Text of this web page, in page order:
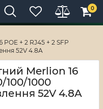
RV-ZAFT
0
POE + 2 RJ45 + 2 SFP
52V 4.8A
Merlion 16
100/1000
52V 4.8A